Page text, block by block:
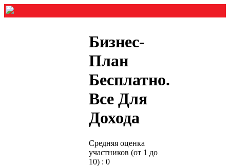
Бизнес-
План
Бесплатно.
Все Для
Дохода
Средняя оценка
участников (от 1 до
10) : 0